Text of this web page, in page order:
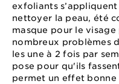
exfoliants
nettoyer la peau, été
masque pour le
nombreux problèmes
les une à 2 fois par
pose pour qu'ils
permet un effet